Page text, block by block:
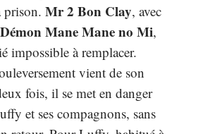
prison. Mr 2 Bon Clay, avec
Mane Mane no Mi,
impossible à remplacer.
vient de son
fois, il se met en danger
et ses compagnons, sans